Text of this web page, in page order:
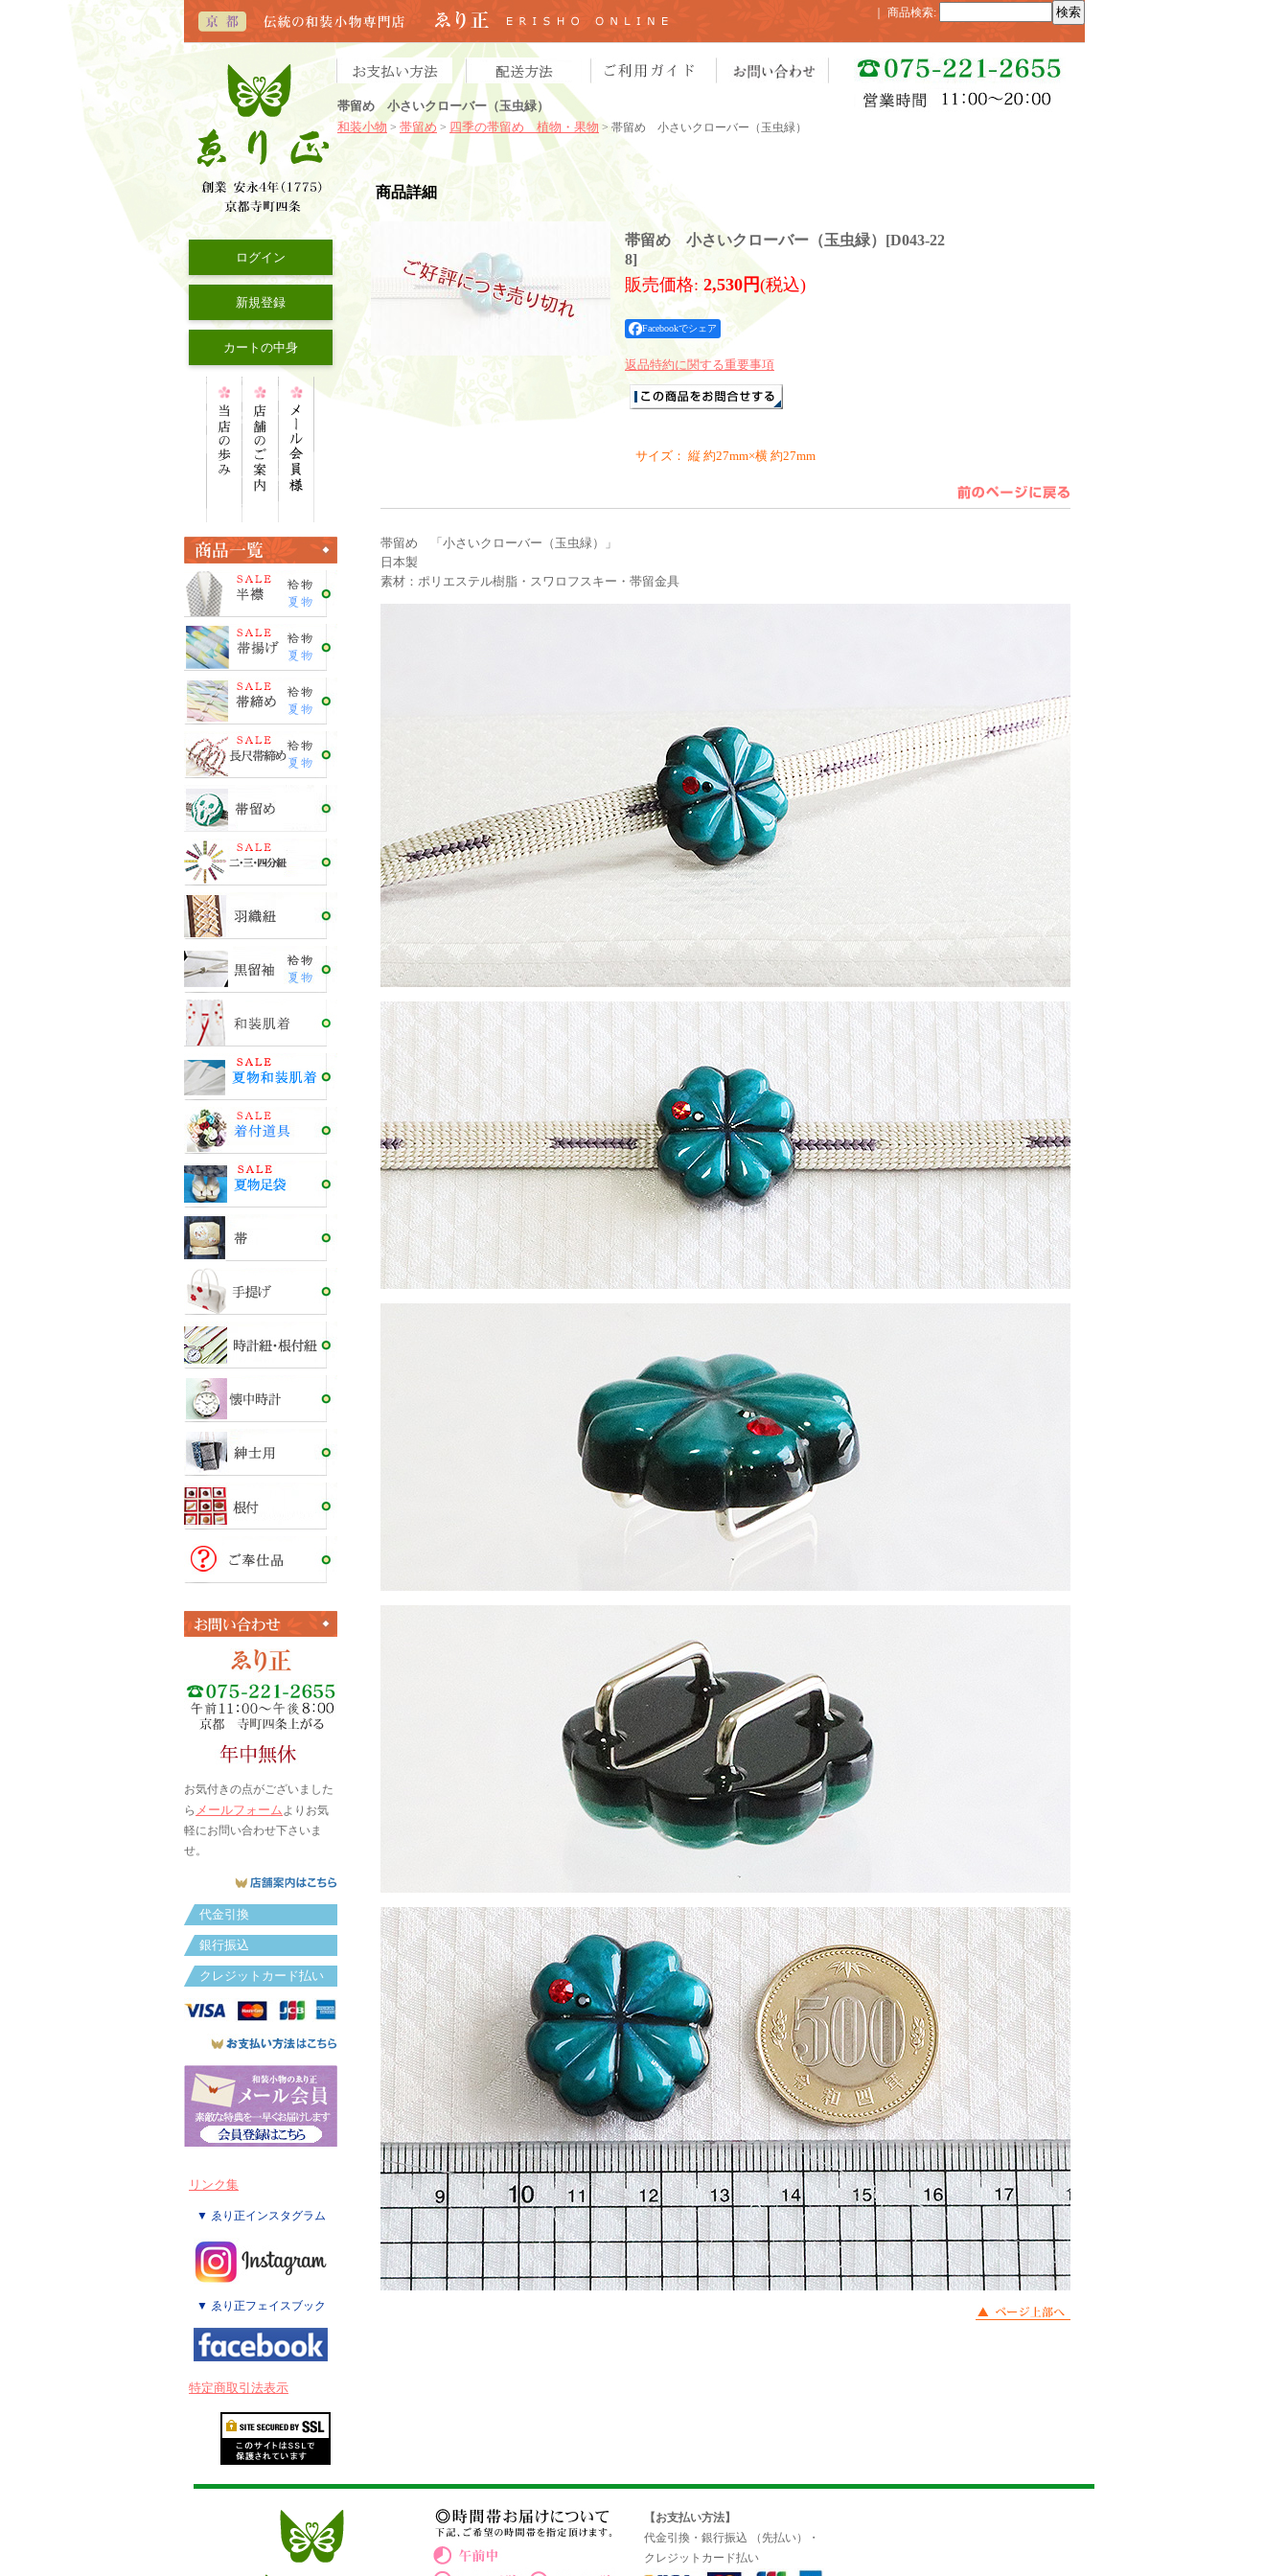
帯留め 小さいクローバー（玉虫緑）
和装小物 > 帯留め > 四季の帯留め 植物・果物 > 帯留め 小さいクローバー（玉虫緑）
商品検索:
ログイン
新規登録
カートの中身
お気付きの点がございました
ら メールフォームよりお気
軽にお問い合わせ下さいま
せ。
代金引換
銀行振込
クレジットカード払い
リンク集
▼ ゑり正インスタグラム
▼ ゑり正フェイスブック
特定商取引法表示
商品詳細
帯留め 小さいクローバー（玉虫緑） [D043-22
8]
販売価格: 2,530円(税込)
Facebookでシェア
返品特約に関する重要事項
サイズ： 縦 約27mm×横 約27mm
帯留め 「小さいクローバー（玉虫緑）」
日本製
素材：ポリエステル樹脂・スワロフスキー・帯留金具
【お支払い方法】
代金引換・銀行振込 （先払い）・
クレジットカード払い